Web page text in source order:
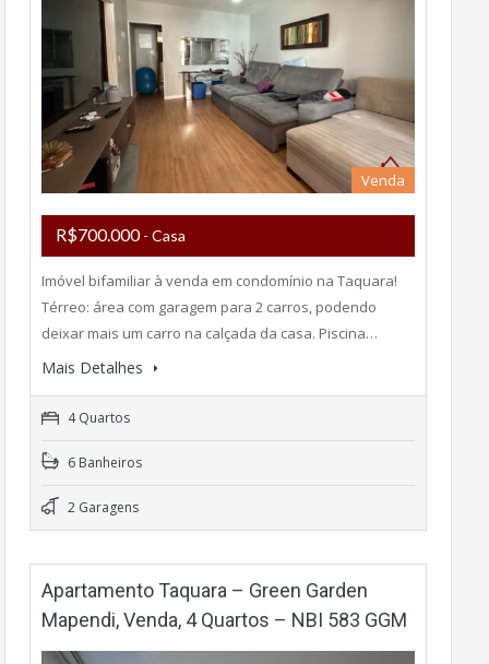
Venda
R$700.000- Casa
Imóvel bifamiliar à venda em condomínio na Taquara!
Térreo: área com garagem para 2 carros, podendo
deixar mais um carro na calçada da casa. Piscina…
Mais Detalhes
4 Quartos
6 Banheiros
2 Garagens
Apartamento Taquara – Green Garden
Mapendi, Venda, 4 Quartos – NBI 583 GGM